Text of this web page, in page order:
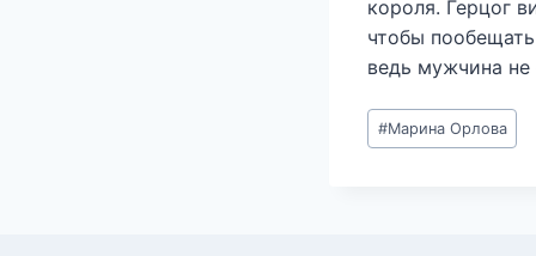
короля. Герцог
чтобы
ведь мужчина не
Метки
записи:
#Марина Орлова